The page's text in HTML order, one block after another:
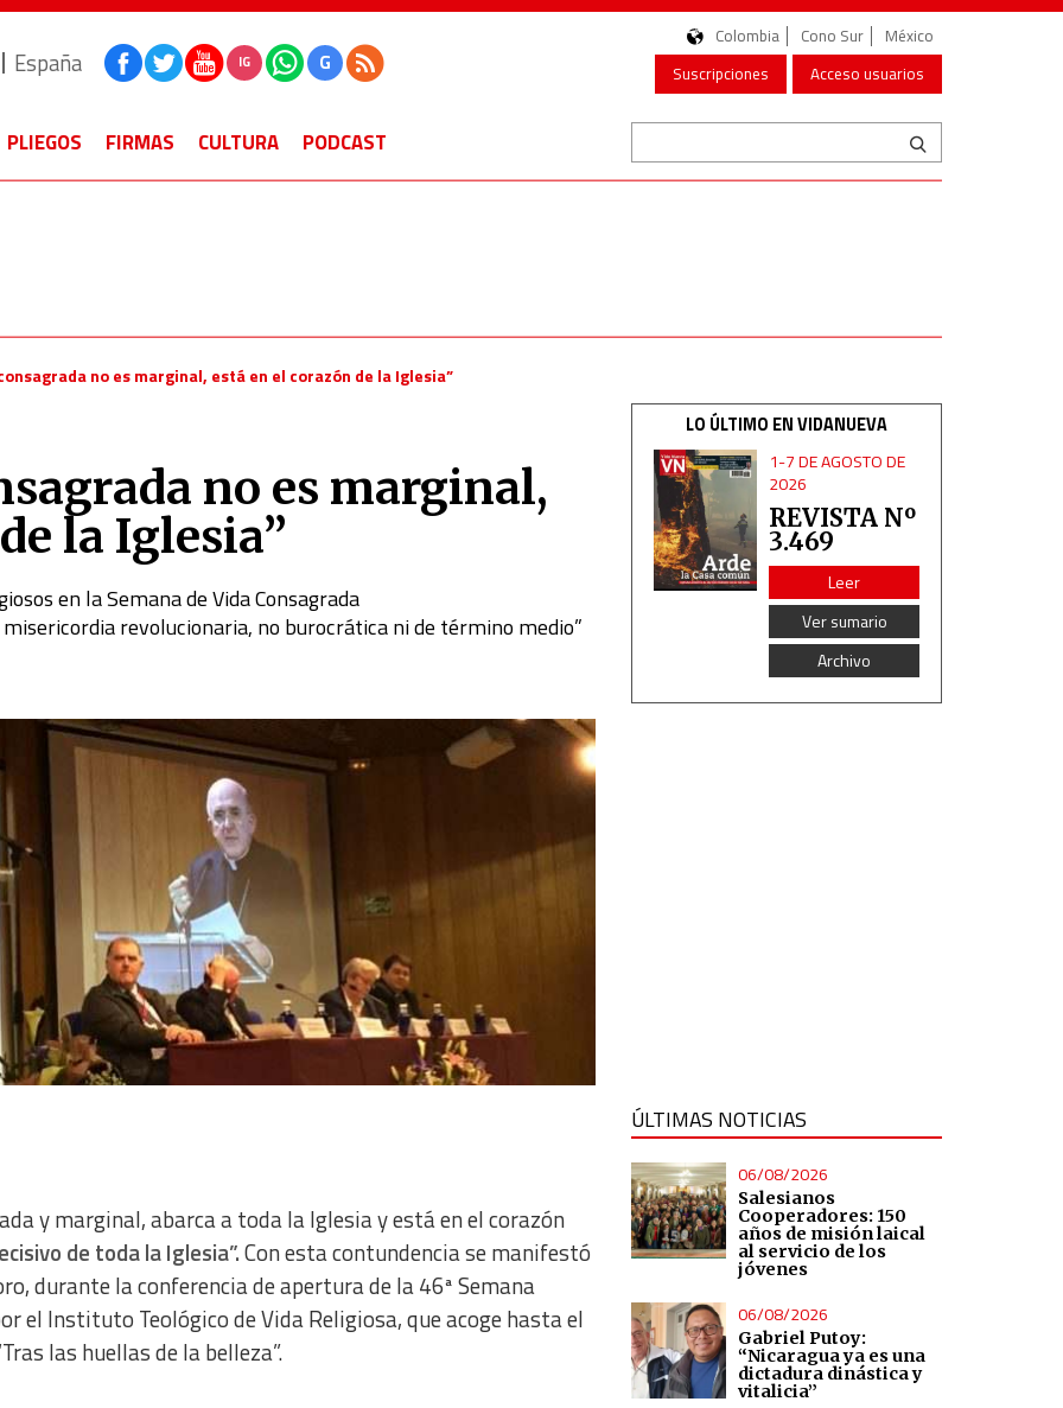
España IG G
Colombia Cono Sur
México
Suscripciones
Acceso usuarios
PLIEGOS FIRMAS CULTURA PODCAST
no es marginal, está en el corazón de la Iglesia”
no es marginal,
la Iglesia”
en la Semana de Vida Consagrada
revolucionaria, no burocrática ni de término medio”
y marginal, abarca a toda la Iglesia y está en el corazón
de toda la Iglesia”.Con esta contundencia se manifestó
durante la conferencia de apertura de la 46ª Semana
el Instituto Teológico de Vida Religiosa, que acoge hasta el
las huellas de la belleza”.
LO ÚLTIMO EN VIDANUEVA
1-7 DE AGOSTO DE
2026
REVISTA Nº
3.469
Leer
Ver sumario
Archivo
ÚLTIMAS NOTICIAS
06/08/2026
Salesianos
Cooperadores: 150
años de misión laical
al servicio de los
jóvenes
06/08/2026
Gabriel Putoy:
“Nicaragua ya es una
dictadura dinástica y
vitalicia”